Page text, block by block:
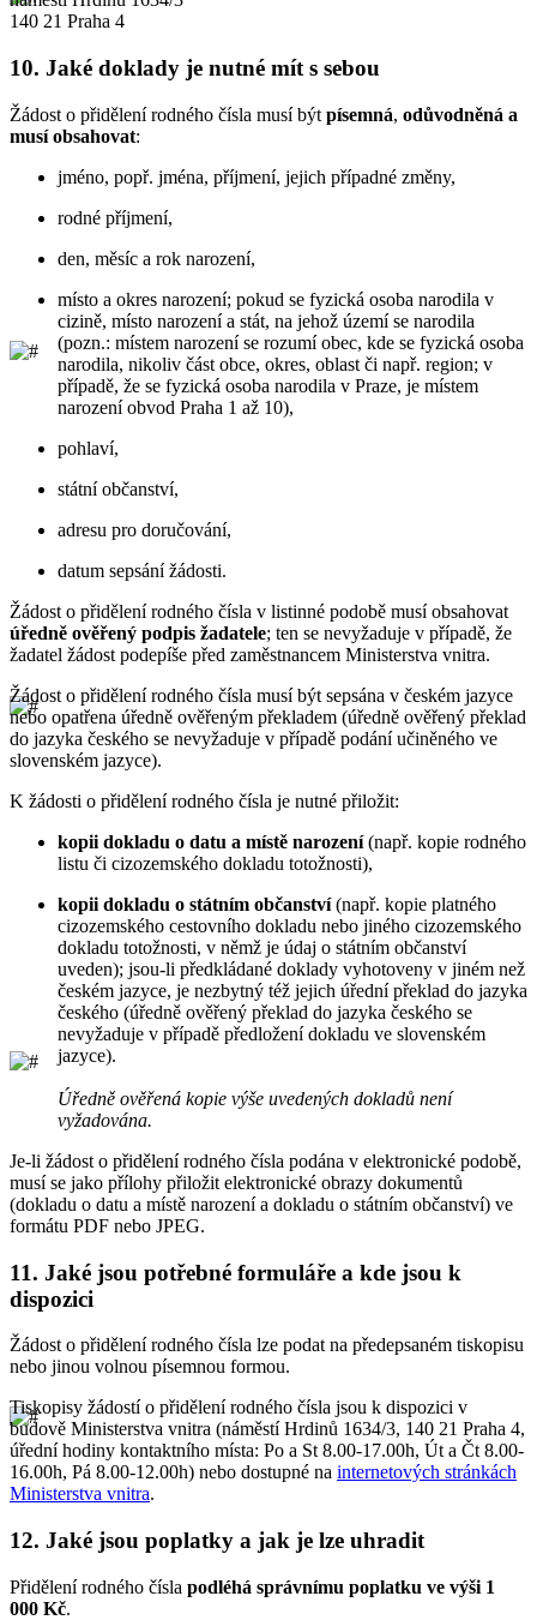
140 21 Praha 4
10. Jaké doklady je nutné mít s sebou
Žádost o přidělení rodného čísla musí být písemná, odůvodněná a
musí obsahovat:
jméno, popř. jména, příjmení, jejich případné změny,
rodné příjmení,
den, měsíc a rok narození,
místo a okres narození; pokud se fyzická osoba narodila v
cizině, místo narození a stát, na jehož území se narodila
(pozn.: místem narození se rozumí obec, kde se fyzická osoba
narodila, nikoliv část obce, okres, oblast či např. region; v
případě, že se fyzická osoba narodila v Praze, je místem
narození obvod Praha 1 až 10),
pohlaví,
státní občanství,
adresu pro doručování,
datum sepsání žádosti.
Žádost o přidělení rodného čísla v listinné podobě musí obsahovat
úředně ověřený podpis žadatele; ten se nevyžaduje v případě, že
žadatel žádost podepíše před zaměstnancem Ministerstva vnitra.
Žádost o přidělení rodného čísla musí být sepsána v českém jazyce
nebo opatřena úředně ověřeným překladem (úředně ověřený překlad
do jazyka českého se nevyžaduje v případě podání učiněného ve
slovenském jazyce).
K žádosti o přidělení rodného čísla je nutné přiložit:
kopii dokladu o datu a místě narození(např. kopie rodného
listu či cizozemského dokladu totožnosti),
kopii dokladu o státním občanství(např. kopie platného
cizozemského cestovního dokladu nebo jiného cizozemského
dokladu totožnosti, v němž je údaj o státním občanství
uveden); jsou-li předkládané doklady vyhotoveny v jiném než
českém jazyce, je nezbytný též jejich úřední překlad do jazyka
českého (úředně ověřený překlad do jazyka českého se
nevyžaduje v případě předložení dokladu ve slovenském
jazyce).
Úředně ověřená kopie výše uvedených dokladů není
vyžadována.
Je-li žádost o přidělení rodného čísla podána v elektronické podobě,
musí se jako přílohy přiložit elektronické obrazy dokumentů
(dokladu o datu a místě narození a dokladu o státním občanství) ve
formátu PDF nebo JPEG.
11. Jaké jsou potřebné formuláře a kde jsou k
dispozici
Žádost o přidělení rodného čísla lze podat na předepsaném tiskopisu
nebo jinou volnou písemnou formou.
Tiskopisy žádostí o přidělení rodného čísla jsou k dispozici v
budově Ministerstva vnitra (náměstí Hrdinů 1634/3, 140 21 Praha 4,
úřední hodiny kontaktního místa: Po a St 8.00-17.00h, Út a Čt 8.00-
16.00h, Pá 8.00-12.00h) nebo dostupné na internetových stránkách
Ministerstva vnitra.
12. Jaké jsou poplatky a jak je lze uhradit
Přidělení rodného čísla podléhá správnímu poplatku ve výši 1
000 Kč.